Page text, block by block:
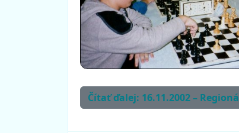
Čítať ďalej: 16.11.2002 –